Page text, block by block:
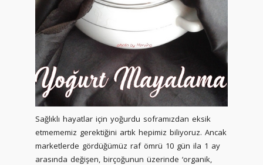
Sağlıklı hayatlar için yoğurdu soframızdan eksik
etmememiz gerektiğini artık hepimiz biliyoruz. Ancak
marketlerde gördüğümüz raf ömrü 10 gün ila 1 ay
arasında değişen, birçoğunun üzerinde ‘organik,